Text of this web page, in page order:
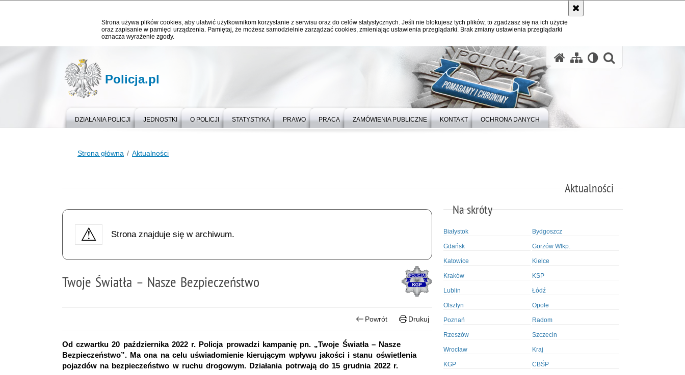
Strona używa plików cookies, aby ułatwić użytkownikom korzystanie z serwisu oraz do celów statystycznych. Jeśli nie blokujesz tych plików, to zgadzasz się na ich użycie
oraz zapisanie w pamięci urządzenia. Pamiętaj, że możesz samodzielnie zarządzać cookies, zmieniając ustawienia przeglądarki. Brak zmiany ustawienia przeglądarki
oznacza wyrażenie zgody.
Policja.pl
DZIAŁANIA POLICJI JEDNOSTKI O POLICJI STATYSTYKA PRAWO PRACA ZAMÓWIENIA PUBLICZNE KONTAKT OCHRONA DANYCH
Strona główna Aktualności
Aktualności
Strona znajduje się w archiwum.
Twoje Światła – Nasze Bezpieczeństwo
Powrót Drukuj
Od czwartku 20 października 2022 r. Policja prowadzi kampanię pn. „Twoje Światła – Nasze
Bezpieczeństwo”. Ma ona na celu uświadomienie kierującym wpływu jakości i stanu oświetlenia
pojazdów na bezpieczeństwo w ruchu drogowym. Działania potrwają do 15 grudnia 2022 r.
Na skróty
Białystok Bydgoszcz
Gdańsk Gorzów Wlkp.
Katowice Kielce
Kraków KSP
Lublin Łódź
Olsztyn Opole
Poznań Radom
Rzeszów Szczecin
Wrocław Kraj
KGP CBŚP